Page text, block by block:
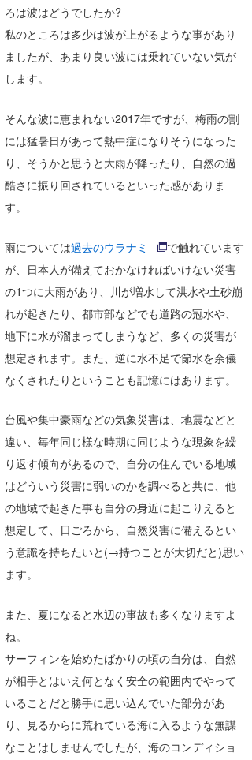
ろは波はどうでしたか?
私のところは多少は波が上がるような事があり
ましたが、あまり良い波には乗れていない気が
します。
そんな波に恵まれない2017年ですが、梅雨の割
には猛暑日があって熱中症になりそうになった
り、そうかと思うと大雨が降ったり、自然の過
酷さに振り回されているといった感がありま
す。
雨については過去のウラナミ
で触れています
が、日本人が備えておかなければいけない災害
の1つに大雨があり、川が増水して洪水や土砂崩
れが起きたり、都市部などでも道路の冠水や、
地下に水が溜まってしまうなど、多くの災害が
想定されます。また、逆に水不足で節水を余儀
なくされたりということも記憶にはあります。
台風や集中豪雨などの気象災害は、地震などと
違い、毎年同じ様な時期に同じような現象を繰
り返す傾向があるので、自分の住んでいる地域
はどういう災害に弱いのかを調べると共に、他
の地域で起きた事も自分の身近に起こりえると
想定して、日ごろから、自然災害に備えるとい
う意識を持ちたいと(→持つことが大切だと)思い
ます。
また、夏になると水辺の事故も多くなりますよ
ね。
サーフィンを始めたばかりの頃の自分は、自然
が相手とはいえ何となく安全の範囲内でやって
いることだと勝手に思い込んでいた部分があ
り、見るからに荒れている海に入るような無謀
なことはしませんでしたが、海のコンディショ
ライター/寄稿メディア
Core Surf Japan
mitsuteru Kamio
Yasunari Inoue
Yoshiyuki Obata
arukasvision
DELTA FORCE SURF
CBA Films
熊谷素子
SURFMEDIA
Colors MAGAZINE
WAVAL
波伝説アンバサダー/プロライダー
福島寿実子
中浦“JET”章
嵯峨明日香
進士剛光
田原啓江
植村未来
NOBUFUKU
大野”MAR”修聖
喜納海人
波伝説スタッフ
☆加藤
+☆maki☆+
Aichan
chan-U
ECE
G◎Da
H
KID
KY
mitz
OYZ
波伝説